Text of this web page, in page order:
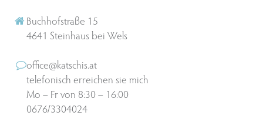
Buchhofstraße 15
4641 Steinhaus bei Wels
office@katschis.at
telefonisch erreichen sie mich
Mo – Fr von 8:30 – 16:00
0676/3304024